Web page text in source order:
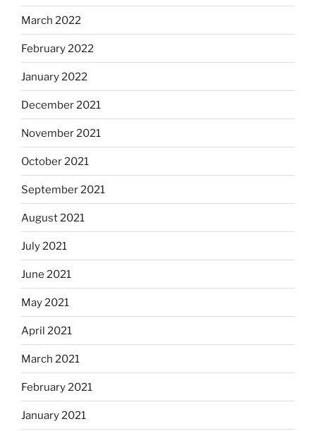
March 2022
February 2022
January 2022
December 2021
November 2021
October 2021
September 2021
August 2021
July 2021
June 2021
May 2021
April 2021
March 2021
February 2021
January 2021